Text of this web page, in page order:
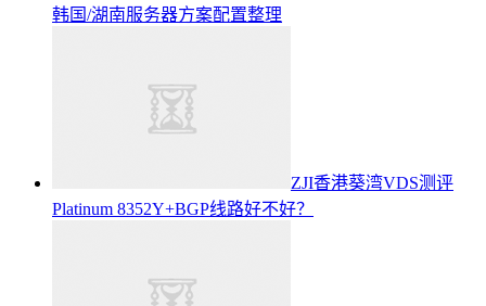
韩国/湖南服务器方案配置整理
ZJI香港葵湾VDS测评
Platinum 8352Y+BGP线路好不好？